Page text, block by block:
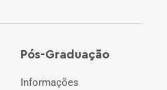
Pós-Graduação
Informações